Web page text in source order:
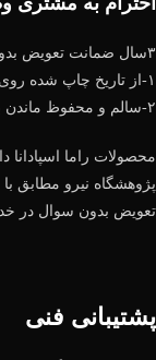
۳سال ضمانت تعویض بدون سوال با شرایط زیر:
۱-از تاریخ چاپ شده روی برچسب دستگاه بیش از ۳سال سپری نشده باشد.
۲-سالم و محفوظ ماندن برچسب دستگاه
تعویض بدون سوال در
پشتیبانی فنی